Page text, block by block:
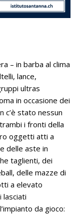
– in barba al clima
lance,
ultras
in occasione dei
c’è stato nessun
i fronti della
oggetti atti a
delle aste in
taglienti, dei
delle mazze di
a elevato
lasciati
da gioco: